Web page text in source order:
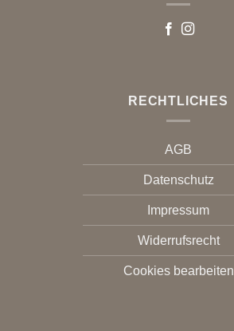
RECHTLICHES
AGB
Datenschutz
Impressum
Widerrufsrecht
Cookies bearbeiten